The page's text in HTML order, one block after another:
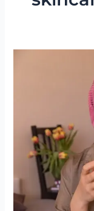
skincare
nas
redes
sociais?